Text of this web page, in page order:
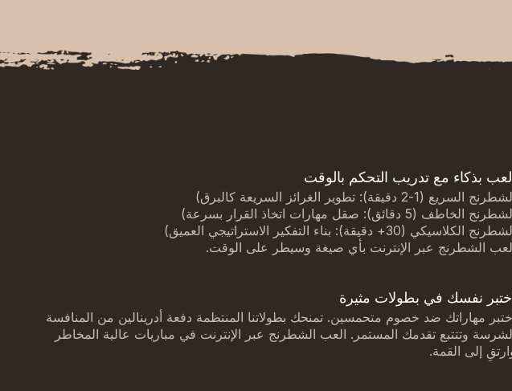
بذكاء مع تدريب التحكم بالوقت
السريع (1-2 دقيقة): تطوير الغرائز السريعة كالبرق
)
الخاطف (5 دقائق): صقل مهارات اتخاذ القرار بسرعة
)
الكلاسيكي (30+ دقيقة): بناء التفكير الاستراتيجي العميق
)
الشطرنج عبر الإنترنت بأي صيغة وسيطر على الوقت.
نفسك في بطولات مثيرة
مهاراتك ضد خصوم متحمسين. تمنحك بطولاتنا المنتظمة دفعة أدرينالين من المنافسة
وتتتبع تقدمك المستمر. العب الشطرنج عبر الإنترنت في مباريات عالية المخاطر
إلى القمة.